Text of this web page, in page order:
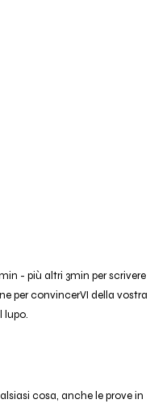
- più altri 3min per scrivere
per convincerVI della vostra
lupo.
cosa, anche le prove in